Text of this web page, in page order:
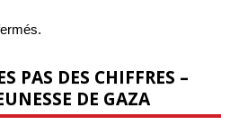
PAS DES CHIFFRES –
DE GAZA